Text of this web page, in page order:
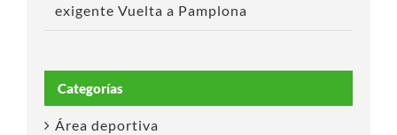
exigente Vuelta a Pamplona
Categorías
Área deportiva